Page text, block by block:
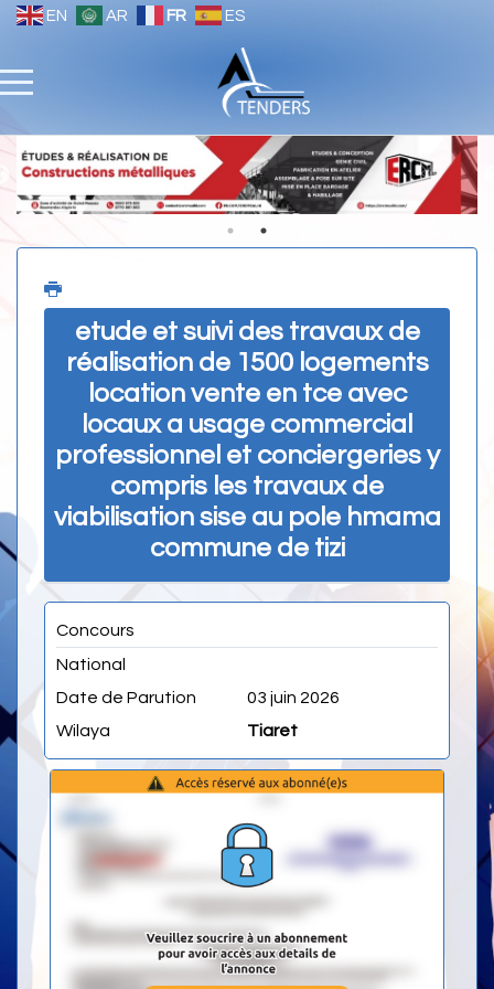
EN AR FR ES
etude et suivi des travaux de
réalisation de 1500 logements
location vente en tce avec
locaux a usage commercial
professionnel et conciergeries y
compris les travaux de
viabilisation sise au pole hmama
commune de tizi
Concours
National
Date de Parution
03 juin 2026
Wilaya
Tiaret